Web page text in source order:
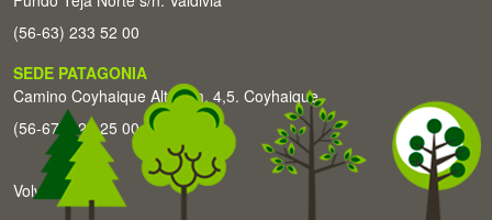
(56-63) 233 52 00
SEDE PATAGONIA
Camino Coyhaique Alto Km. 4,5. Coyhaique
(56-67) 226 25 00
Volver arriba